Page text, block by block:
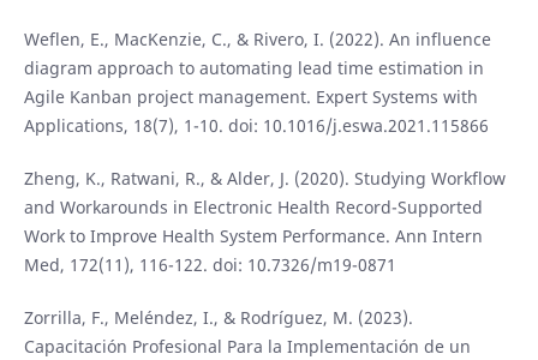
Weflen, E., MacKenzie, C., & Rivero, I. (2022). An influence
diagram approach to automating lead time estimation in
Agile Kanban project management. Expert Systems with
Applications, 18(7), 1-10. doi: 10.1016/j.eswa.2021.115866
Zheng, K., Ratwani, R., & Alder, J. (2020). Studying Workflow
and Workarounds in Electronic Health Record-Supported
Work to Improve Health System Performance. Ann Intern
Med, 172(11), 116-122. doi: 10.7326/m19-0871
Zorrilla, F., Meléndez, I., & Rodríguez, M. (2023).
Capacitación Profesional Para la Implementación de un